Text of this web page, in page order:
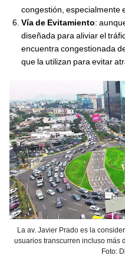
congestión, especialmente
Vía de Evitamiento:
diseñada para aliviar el
encuentra congestionada
que la utilizan para evitar
La av. Javier Prado es la
usuarios transcurren incluso más
Foto: